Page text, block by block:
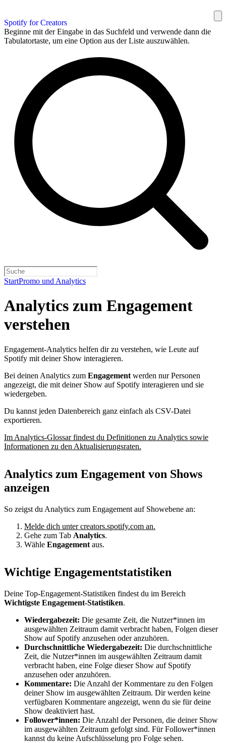
Spotify for Creators
Beginne mit der Eingabe in das Suchfeld und verwende dann die
Tabulatortaste, um eine Option aus der Liste auszuwählen.
StartPromo und Analytics
Analytics zum Engagement
verstehen
Engagement-Analytics helfen dir zu verstehen, wie Leute auf
Spotify mit deiner Show interagieren.
Bei deinen Analytics zum Engagement werden nur Personen
angezeigt, die mit deiner Show auf Spotify interagieren und sie
wiedergeben.
Du kannst jeden Datenbereich ganz einfach als CSV-Datei
exportieren.
Im Analytics-Glossar findest du Definitionen zu Analytics sowie
Informationen zu den Aktualisierungsraten.
Analytics zum Engagement von Shows
anzeigen
So zeigst du Analytics zum Engagement auf Showebene an:
Melde dich unter creators.spotify.com an.
Gehe zum Tab Analytics.
Wähle Engagement aus.
Wichtige Engagementstatistiken
Deine Top-Engagement-Statistiken findest du im Bereich
Wichtigste Engagement-Statistiken.
Wiedergabezeit: Die gesamte Zeit, die Nutzer*innen im
ausgewählten Zeitraum damit verbracht haben, Folgen dieser
Show auf Spotify anzusehen oder anzuhören.
Durchschnittliche Wiedergabezeit: Die durchschnittliche
Zeit, die Nutzer*innen im ausgewählten Zeitraum damit
verbracht haben, eine Folge dieser Show auf Spotify
anzusehen oder anzuhören.
Kommentare: Die Anzahl der Kommentare zu den Folgen
deiner Show im ausgewählten Zeitraum. Dir werden keine
verfügbaren Kommentare angezeigt, wenn du sie für deine
Show deaktiviert hast.
Follower*innen: Die Anzahl der Personen, die deiner Show
im ausgewählten Zeitraum gefolgt sind. Für Follower*innen
kannst du keine Aufschlüsselung pro Folge sehen.